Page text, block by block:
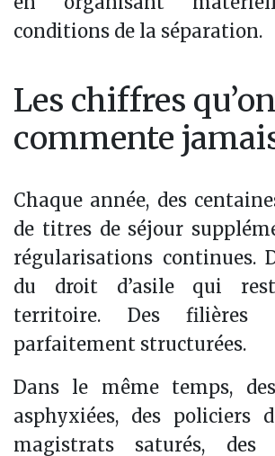
conditions de la séparation.
Les chiffres
commente
Chaque année, des
de titres de séjour
régularisations continues.
du droit d’asile qui
territoire. Des filières
parfaitement structurées.
Dans le même temps,
asphyxiées, des policiers
magistrats saturés, des